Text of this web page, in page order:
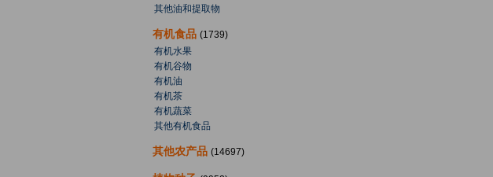
其他油和提取物
有机食品 (1739)
有机水果
有机谷物
有机油
有机茶
有机蔬菜
其他有机食品
其他农产品 (14697)